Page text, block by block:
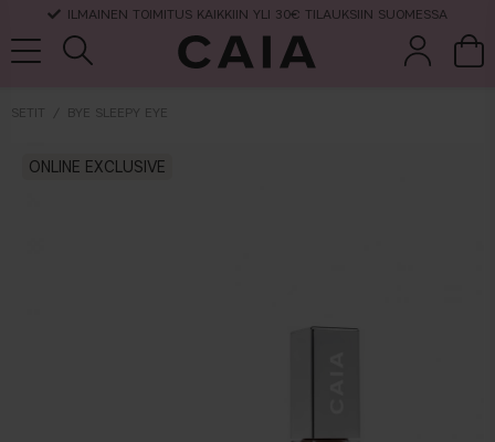
ILMAINEN TOIMITUS KAIKKIIN YLI 30€ TILAUKSIIN SUOMESSA
SETIT BYE SLEEPY EYE
ONLINE EXCLUSIVE
hajuvesi